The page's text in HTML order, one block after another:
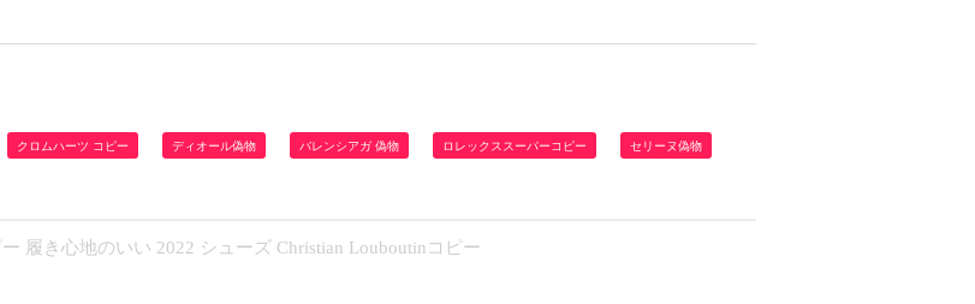
クロムハーツ コピー ディオール偽物 バレンシアガ 偽物 ロレックススーパーコピー セリーヌ偽物
履き心地のいい 2022 シューズ Christian Louboutinコピー